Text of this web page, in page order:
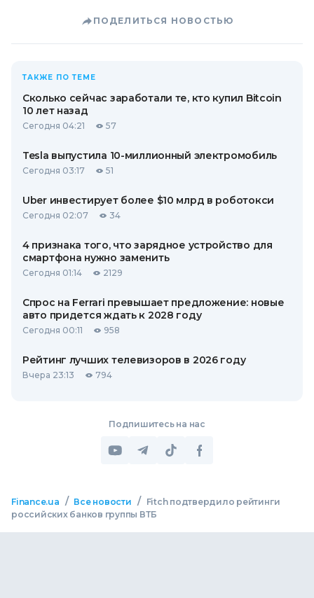
ПОДЕЛИТЬСЯ НОВОСТЬЮ
ТАКЖЕ ПО ТЕМЕ
Сколько сейчас заработали те, кто купил Bitcoin
10 лет назад
Сегодня 04:21 57
Tesla выпустила 10-миллионный электромобиль
Сегодня 03:17 51
Uber инвестирует более $10 млрд в роботокси
Сегодня 02:07 34
4 признака того, что зарядное устройство для
смартфона нужно заменить
Сегодня 01:14 2129
Спрос на Ferrari превышает предложение: новые
авто придется ждать к 2028 году
Сегодня 00:11 958
Рейтинг лучших телевизоров в 2026 году
Вчера 23:13 794
Подпишитесь на нас
Finance.ua / Все новости /
Fitch подтвердило рейтинги
российских банков группы ВТБ